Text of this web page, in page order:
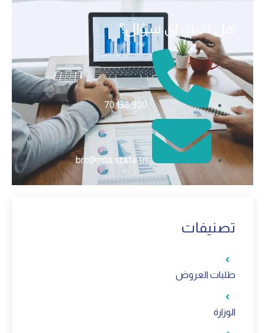
هل لديك أي سؤال؟
70.138.900
brc@mta.state.tn
تصنيفات
طلبات العروض
الوزارة